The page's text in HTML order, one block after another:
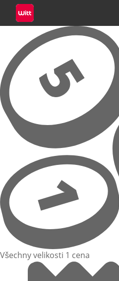
Přeskočit na hlavní obsah
Všechny velikosti 1 cena